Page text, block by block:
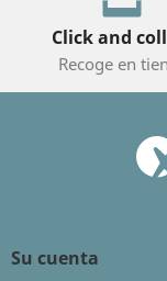
Click and
Recoge en
Su cuenta